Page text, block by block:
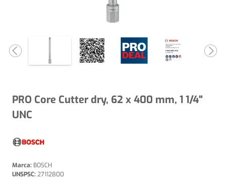
PRO Core Cutter dry, 62 x 400 mm, 1 1/4"
UNC
Marca: BOSCH
UNSPSC:27112800